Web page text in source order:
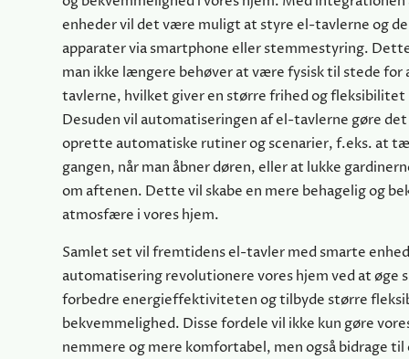
enheder vil det være muligt at styre el-tavlerne og
apparater via smartphone eller stemmestyring.
man ikke længere behøver at være fysisk til stede for
tavlerne, hvilket giver en større frihed og fleksibilitet
Desuden vil automatiseringen af el-tavlerne gøre
oprette automatiske rutiner og scenarier, f.eks. at
gangen, når man åbner døren, eller at lukke
om aftenen. Dette vil skabe en mere behagelig og
atmosfære i vores hjem.
Samlet set vil fremtidens el-tavler med smarte
automatisering revolutionere vores hjem ved at øge
forbedre energieffektiviteten og tilbyde større
bekvemmelighed. Disse fordele vil ikke kun gøre
nemmere og mere komfortabel, men også bidrage til